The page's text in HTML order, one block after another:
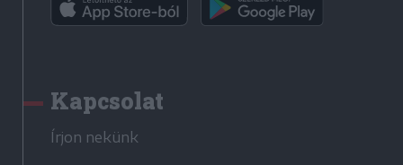
Kapcsolat
Írjon nekünk